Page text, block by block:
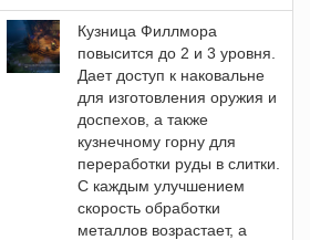
Кузница Филлмора
повысится до 2 и 3 уровня.
Дает доступ к наковальне
для изготовления оружия и
доспехов, а также
кузнечному горну для
переработки руды в слитки.
С каждым улучшением
скорость обработки
металлов возрастает, а